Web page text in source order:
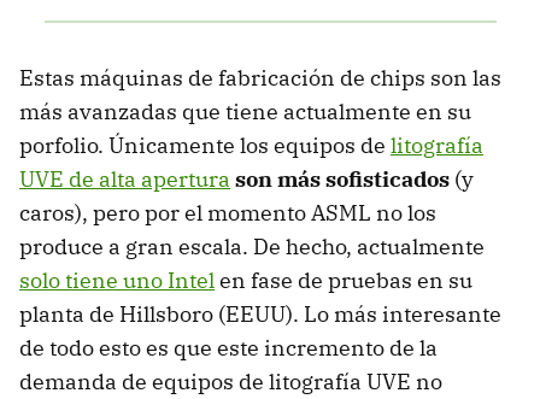
Estas máquinas de fabricación de chips son las
más avanzadas que tiene actualmente en su
porfolio. Únicamente los equipos de litografía
UVE de alta apertura son más sofisticados (y
caros), pero por el momento ASML no los
produce a gran escala. De hecho, actualmente
solo tiene uno Intelen fase de pruebas en su
planta de Hillsboro (EEUU). Lo más interesante
de todo esto es que este incremento de la
demanda de equipos de litografía UVE no